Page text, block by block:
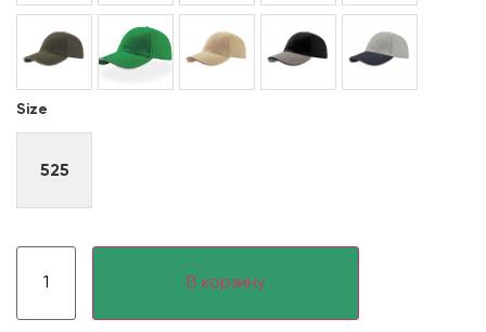
Size
525
В корзину